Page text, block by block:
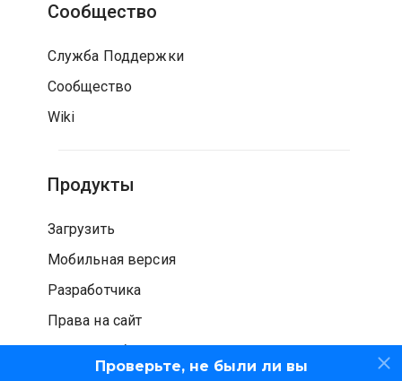
Проверьте, не были ли вы
Сообщество
Служба Поддержки
Сообщество
Wiki
Продукты
Загрузить
Мобильная версия
Разработчика
Права на сайт
Проверка безопасности